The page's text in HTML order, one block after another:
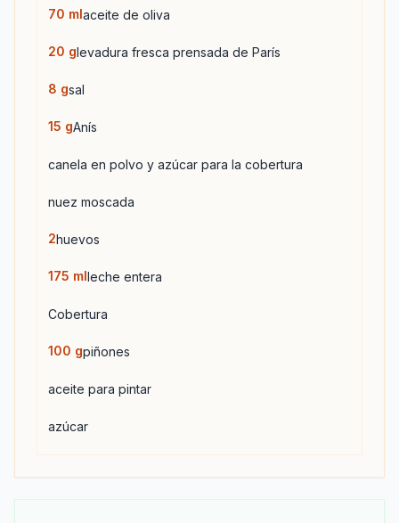
70 mlaceite de oliva
20 glevadura fresca prensada de París
8 gsal
15 gAnís
canela en polvo y azúcar para la cobertura
nuez moscada
2huevos
175 mlleche entera
Cobertura
100 gpiñones
aceite para pintar
azúcar